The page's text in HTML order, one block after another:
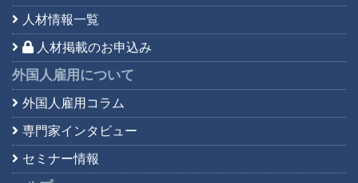
人材情報一覧
人材掲載のお申込み
外国人雇用について
外国人雇用コラム
専門家インタビュー
セミナー情報